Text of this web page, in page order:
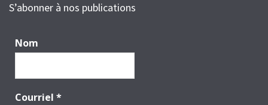
S’abonner à nos publications
Nom
Courriel *